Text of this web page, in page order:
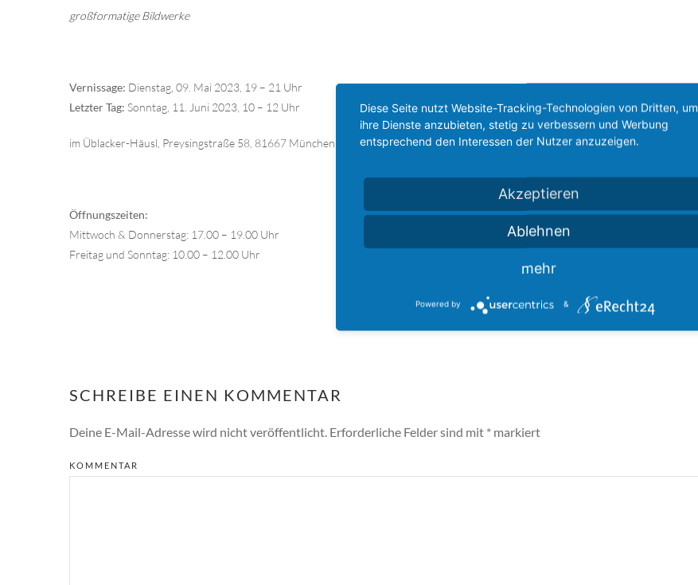
großformatige Bildwerke
Vernissage: Dienstag, 09. Mai 2023, 19 – 21 Uhr
Letzter Tag: Sonntag, 11. Juni 2023, 10 – 12 Uhr
im Üblacker-Häusl, Preysingstraße 58, 81667 München
Öffnungszeiten:
Mittwoch & Donnerstag: 17.00 – 19.00 Uhr
Freitag und Sonntag: 10.00 – 12.00 Uhr
SCHREIBE EINEN KOMMENTAR
Deine E-Mail-Adresse wird nicht veröffentlicht. Erforderliche Felder sind mit * markiert
KOMMENTAR
Diese Seite nutzt Website-Tracking-Technologien von Dritten, um
ihre Dienste anzubieten, stetig zu verbessern und Werbung
entsprechend den Interessen der Nutzer anzuzeigen.
Akzeptieren
Ablehnen
mehr
Powered by &